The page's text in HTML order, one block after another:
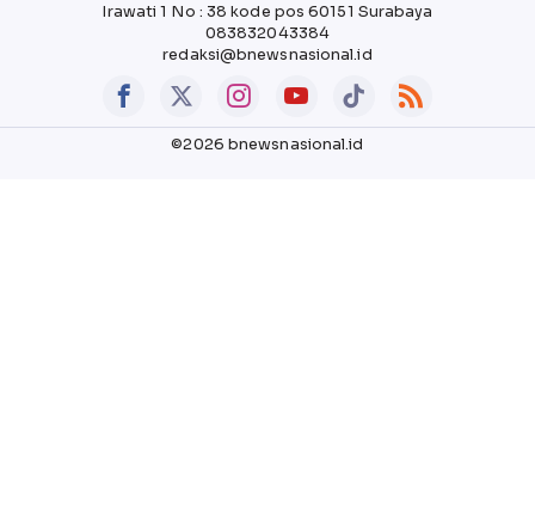
Irawati 1 No : 38 kode pos 60151 Surabaya
083832043384
redaksi@bnewsnasional.id
©2026 bnewsnasional.id